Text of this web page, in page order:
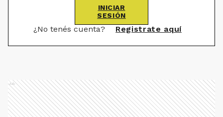
INICIAR
SESIÓN
¿No tenés cuenta? Registrate aquí
Ads